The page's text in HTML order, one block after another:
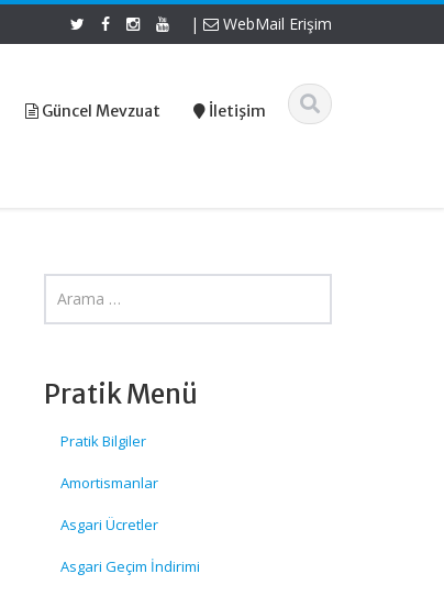
| WebMail Erişim
Güncel Mevzuat İletişim
Pratik Menü
Pratik Bilgiler
Amortismanlar
Asgari Ücretler
Asgari Geçim İndirimi